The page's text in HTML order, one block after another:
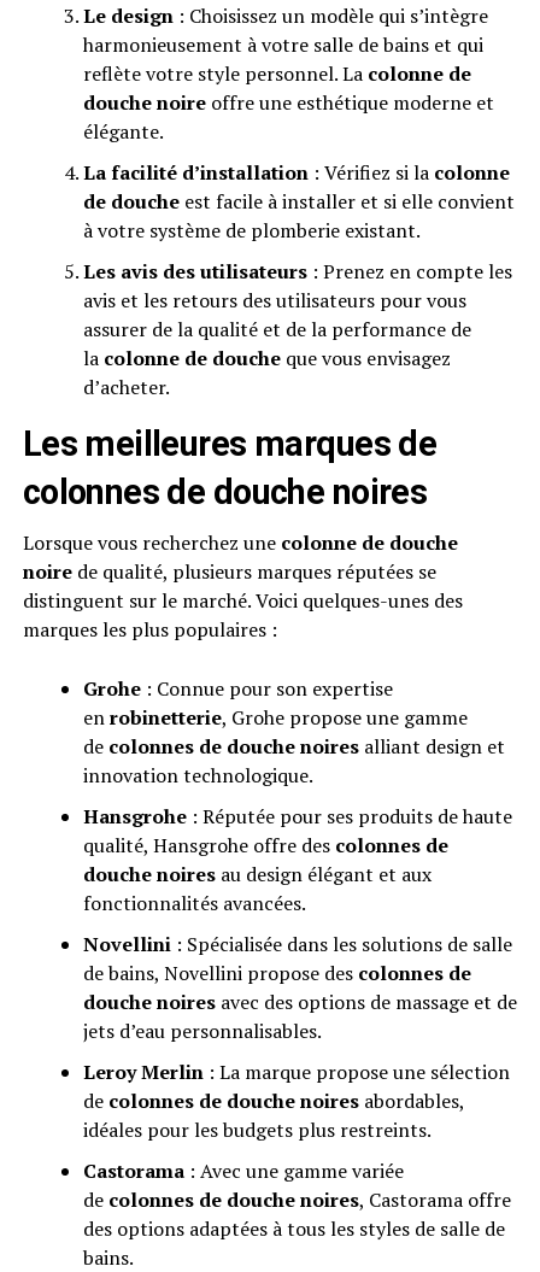
Le design: Choisissez un modèle qui s’intègre
harmonieusement à votre salle de bains et qui
reflète votre style personnel. La colonne de
douche noireoffre une esthétique moderne et
élégante.
La facilité d’installation: Vérifiez si la colonne
de doucheest facile à installer et si elle convient
à votre système de plomberie existant.
Les avis des utilisateurs: Prenez en compte les
avis et les retours des utilisateurs pour vous
assurer de la qualité et de la performance de
la colonne de doucheque vous envisagez
d’acheter.
Les meilleures marques de
colonnes de douche noires
Lorsque vous recherchez une colonne de douche
noirede qualité, plusieurs marques réputées se
distinguent sur le marché. Voici quelques-unes des
marques les plus populaires :
Grohe: Connue pour son expertise
enrobinetterie, Grohe propose une gamme
de colonnes de douche noiresalliant design et
innovation technologique.
Hansgrohe: Réputée pour ses produits de haute
qualité, Hansgrohe offre des colonnes de
douche noiresau design élégant et aux
fonctionnalités avancées.
Novellini: Spécialisée dans les solutions de salle
de bains, Novellini propose des colonnes de
douche noiresavec des options de massage et de
jets d’eau personnalisables.
Leroy Merlin: La marque propose une sélection
de colonnes de douche noiresabordables,
idéales pour les budgets plus restreints.
Castorama: Avec une gamme variée
de colonnes de douche noires, Castorama offre
des options adaptées à tous les styles de salle de
bains.